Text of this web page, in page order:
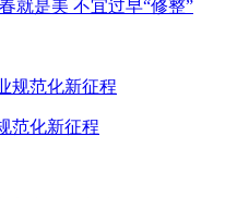
就是美 不宜过早“修整”
范化新征程